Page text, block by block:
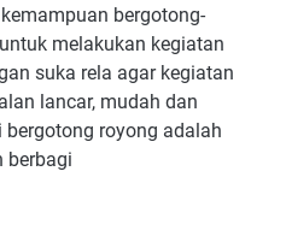
bergotong-
melakukan kegiatan
suka rela agar kegiatan
lancar, mudah dan
bergotong royong adalah
berbagi